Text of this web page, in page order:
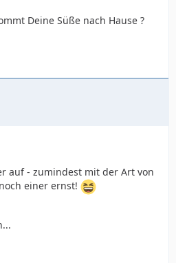
Deine Süße nach Hause ?
auf - zumindest mit der Art von
einer ernst!